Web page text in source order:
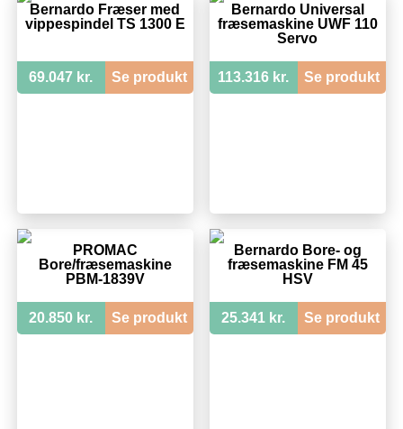
Bernardo Fræser med
vippespindel TS 1300 E
69.047 kr. Se produkt
Bernardo Universal
fræsemaskine UWF 110
Servo
113.316 kr. Se produkt
PROMAC
Bore/fræsemaskine
PBM-1839V
20.850 kr. Se produkt
Bernardo Bore- og
fræsemaskine FM 45
HSV
25.341 kr. Se produkt